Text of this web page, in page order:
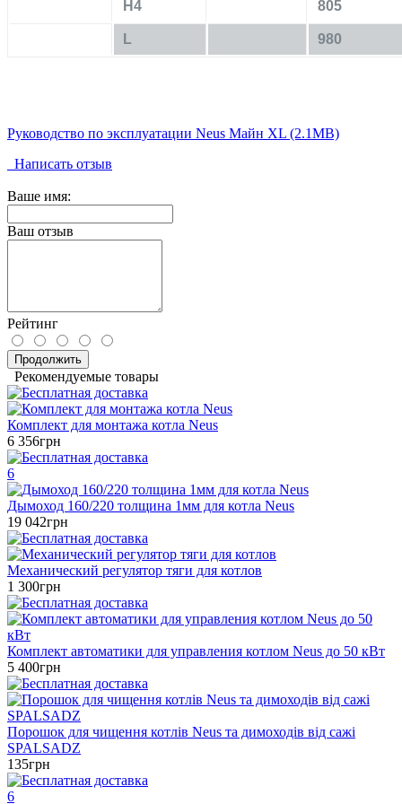
H4 805
L 980
Руководство по эксплуатации Neus Майн XL (2.1MB)
Написать отзыв
Ваше имя:
Ваш отзыв
Рейтинг
Продолжить
Рекомендуемые товары
Комплект для монтажа котла Neus
6 356грн
6
Дымоход 160/220 толщина 1мм для котла Neus
19 042грн
Механический регулятор тяги для котлов
1 300грн
Комплект автоматики для управления котлом Neus до 50 кВт
5 400грн
Порошок для чищення котлів Neus та димоходів від сажі
SPALSADZ
135грн
6